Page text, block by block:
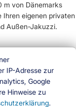
IP-Adresse zur
Google
Hinweise zu
.
m von Dänemarks
Ihren eigenen privaten
Außen-Jakuzzi.